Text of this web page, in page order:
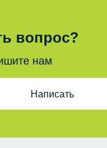
вопрос?
нам
Написать